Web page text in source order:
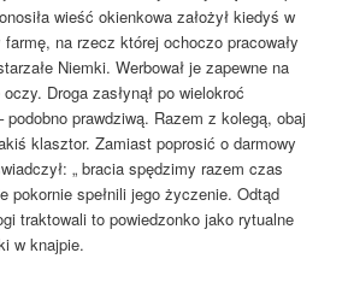
wieść okienkowa założył kiedyś w
na rzecz której ochoczo pracowały
Niemki. Werbował je zapewne na
Droga zasłynął po wielokroć
prawdziwą. Razem z kolegą, obaj
klasztor. Zamiast poprosić o darmowy
„ bracia spędzimy razem czas
pokornie spełnili jego życzenie. Odtąd
traktowali to powiedzonko jako rytualne
w knajpie.